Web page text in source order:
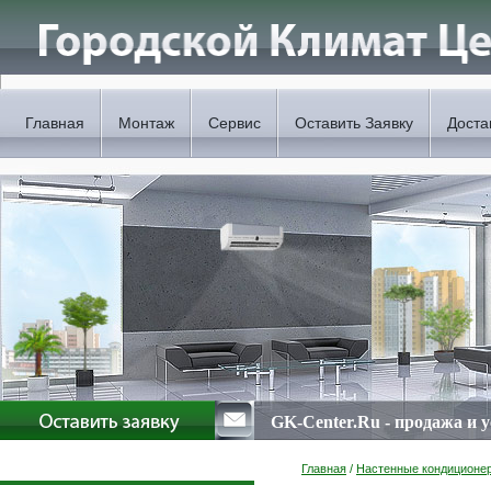
Главная Монтаж Сервис Оставить Заявку
GK-Center.Ru - продажа и
Главная / Настенные